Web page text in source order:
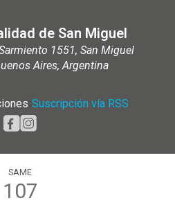
de San Miguel
1551, San Miguel
Aires, Argentina
Suscripción vía RSS
SAME
107